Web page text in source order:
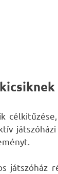
játszóház